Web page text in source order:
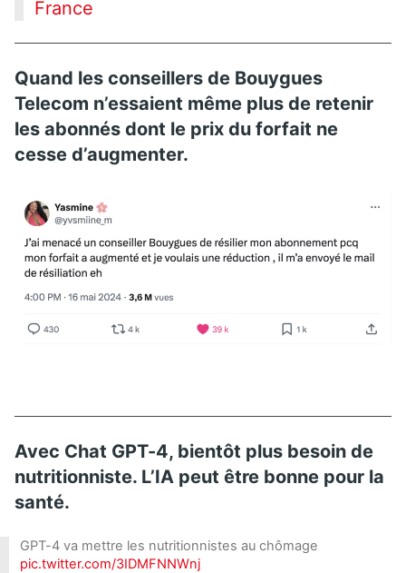
France
Quand les conseillers de Bouygues
Telecom n’essaient même plus de retenir
les abonnés dont le prix du forfait ne
cesse d’augmenter.
Avec Chat GPT-4, bientôt plus besoin de
nutritionniste. L’IA peut être bonne pour la
santé.
GPT-4 va mettre les nutritionnistes au chômage
pic.twitter.com/3IDMFNNWnj